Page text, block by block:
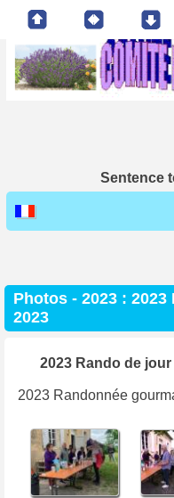
Sentence
Photos - 2023 :
2023
2023 Rando de jour
2023 Randonnée